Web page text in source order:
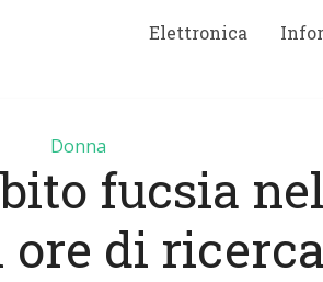
Elettronica
Donna
fucsia
ore di ricerca